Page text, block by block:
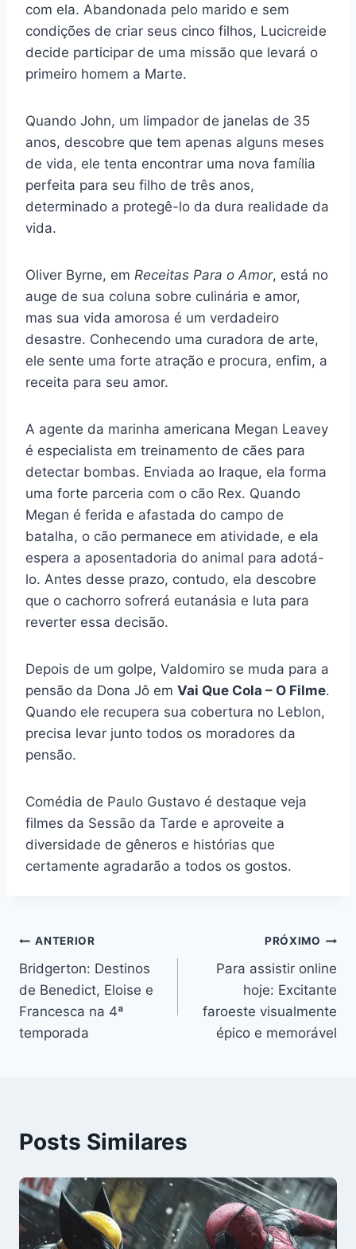
com ela. Abandonada pelo marido e sem
condições de criar seus cinco filhos, Lucicreide
decide participar de uma missão que levará o
primeiro homem a Marte.
Quando John, um limpador de janelas de 35
anos, descobre que tem apenas alguns meses
de vida, ele tenta encontrar uma nova família
perfeita para seu filho de três anos,
determinado a protegê-lo da dura realidade da
vida.
Oliver Byrne, em Receitas Para o Amor, está no
auge de sua coluna sobre culinária e amor,
mas sua vida amorosa é um verdadeiro
desastre. Conhecendo uma curadora de arte,
ele sente uma forte atração e procura, enfim, a
receita para seu amor.
A agente da marinha americana Megan Leavey
é especialista em treinamento de cães para
detectar bombas. Enviada ao Iraque, ela forma
uma forte parceria com o cão Rex. Quando
Megan é ferida e afastada do campo de
batalha, o cão permanece em atividade, e ela
espera a aposentadoria do animal para adotá-
lo. Antes desse prazo, contudo, ela descobre
que o cachorro sofrerá eutanásia e luta para
reverter essa decisão.
Depois de um golpe, Valdomiro se muda para a
pensão da Dona Jô em Vai Que Cola – O Filme.
Quando ele recupera sua cobertura no Leblon,
precisa levar junto todos os moradores da
pensão.
Comédia de Paulo Gustavo é destaque veja
filmes da Sessão da Tarde e aproveite a
diversidade de gêneros e histórias que
certamente agradarão a todos os gostos.
Navegação
de
Post
ANTERIOR
Bridgerton: Destinos
de Benedict, Eloise e
Francesca na 4ª
temporada
PRÓXIMO
Para assistir online
hoje: Excitante
faroeste visualmente
épico e memorável
Posts Similares